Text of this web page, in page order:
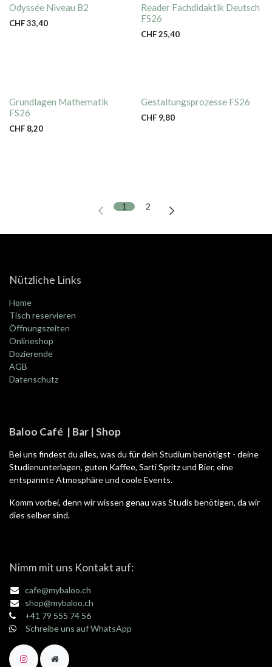
Odyssée Niveau B2
CHF33,40
Reader Fachdidaktik Deutsch
FS26
CHF25,40
Grundlagen Mathematik
FS26
CHF 8,20
Gestaltungsprozesse FS26
CHF 9,80
1 2
Nützliche Links
Home
Tisch reservieren
Öffnungszeiten
Onlineshop
Dozierende
AGB
Datenschutz
Baloo Café | Bar | Shop
Bei uns findest du alles, was du für dein Studium benötigst - deine
Studienunterlagen, guten Kaffee, Sarti Spritz und Bier, eine
entspannte Atmosphäre und coole Events.
Komm vorbei, denn wir wissen genau was Studis benötigen, da wir
dies selber sind.
Nimm mit uns Kontakt auf:
cafe@mybaloo.ch
shop@mybaloo.ch
+41 79 555 74 56
Schreibe uns auf WhatsApp